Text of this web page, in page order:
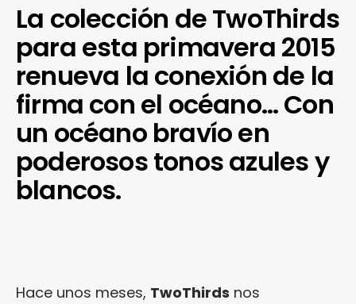
La colección de TwoThirds
para esta primavera 2015
renueva la conexión de la
firma con el océano… Con
un océano bravío en
poderosos tonos azules y
blancos.
Hace unos meses, TwoThirds nos